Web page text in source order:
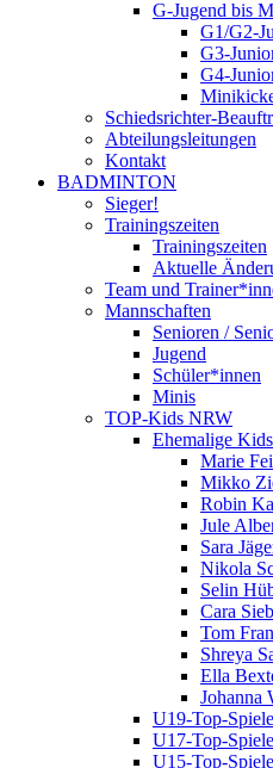
G-Jugend bis
G1/G2-
G3-
G4-
Schiedsrichter-
Abteilungsleitungen
Kontakt
BADMINTON
Sieger!
Trainingszeiten
Trainingszeiten
Aktuelle
Team und
Mannschaften
Senioren /
Jugend
Schüler*innen
Minis
TOP-Kids NRW
Ehemalige
Marie
Mikko
Robin
Jule
Sara
Nikola
Selin
Cara
Tom
Shreya
Ella
Johanna
U19-Top-
U17-Top-
U15-Top-